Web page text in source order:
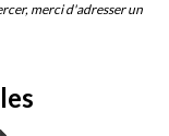
merci d'adresser un